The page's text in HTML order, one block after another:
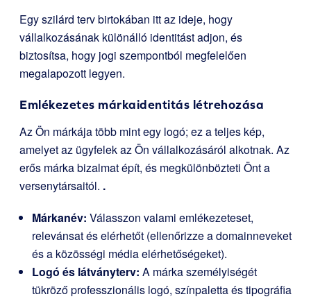
Egy szilárd terv birtokában itt az ideje, hogy
vállalkozásának különálló identitást adjon, és
biztosítsa, hogy jogi szempontból megfelelően
megalapozott legyen.
Emlékezetes márkaidentitás létrehozása
Az Ön márkája több mint egy logó; ez a teljes kép,
amelyet az ügyfelek az Ön vállalkozásáról alkotnak. Az
erős márka bizalmat épít, és megkülönbözteti Önt a
versenytársaitól. .
Márkanév: Válasszon valami emlékezeteset,
relevánsat és elérhetőt (ellenőrizze a domainneveket
és a közösségi média elérhetőségeket).
Logó és látványterv: A márka személyiségét
tükröző professzionális logó, színpaletta és tipográfia